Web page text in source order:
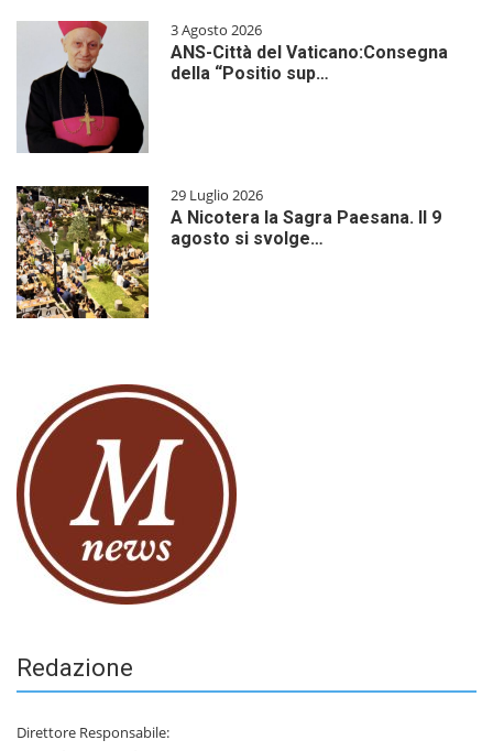
3 Agosto 2026
ANS-Città del Vaticano:Consegna
della “Positio sup…
29 Luglio 2026
A Nicotera la Sagra Paesana. Il 9
agosto si svolge…
Redazione
Direttore Responsabile: